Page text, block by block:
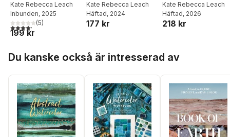
vattenfärg
Kate Rebecca Leach
Inbunden, 2025
4,2utav 5 stjärnor. Totalt antal röster:
(5)
199 kr
Kate Rebecca Leach
Häftad, 2024
177 kr
Workbook
Kate Rebecca Leach
Häftad, 2026
218 kr
Du kanske också är intresserad av